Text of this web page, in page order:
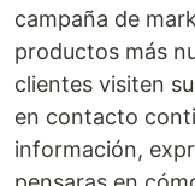
campaña de
productos más
clientes visiten
en contacto
información,